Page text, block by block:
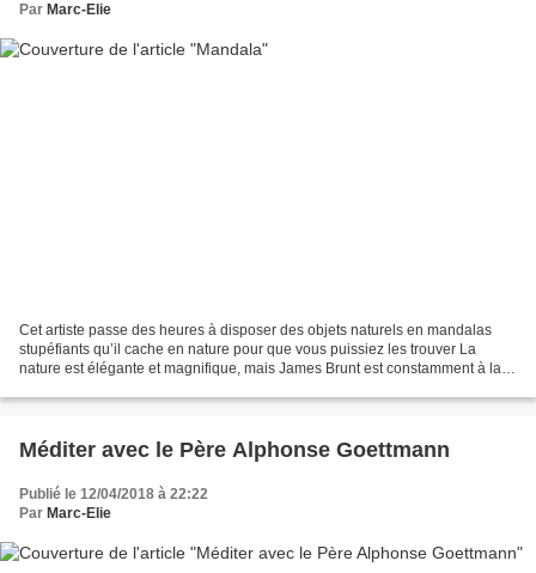
Par Marc-Elie
Cet artiste passe des heures à disposer des objets naturels en mandalas
stupéfiants qu’il cache en nature pour que vous puissiez les trouver La
nature est élégante et magnifique, mais James Brunt est constamment à la
Méditer avec le Père Alphonse Goettmann
Publié le 12/04/2018 à 22:22
Par Marc-Elie